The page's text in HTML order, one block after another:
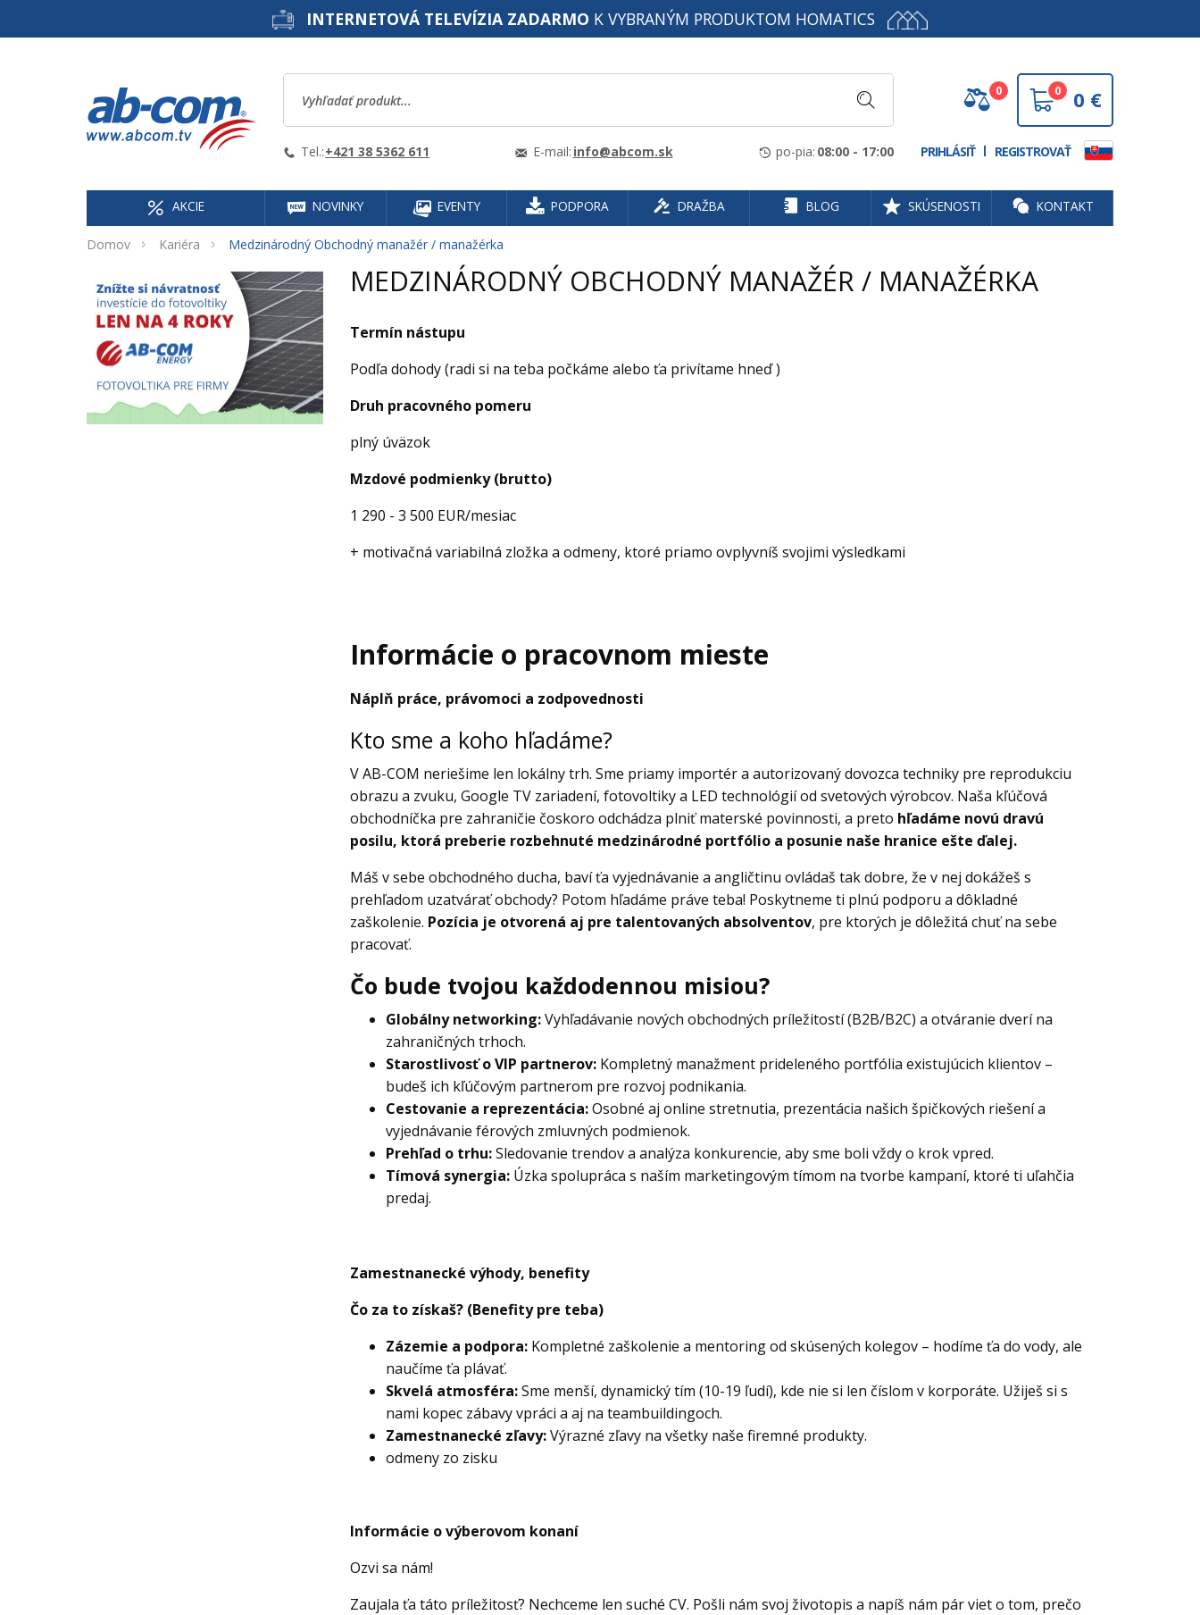
INTERNETOVÁ TELEVÍZIA ZADARMO K VYBRANÝM PRODUKTOM HOMATICS
Tel.:+421 38 5362 611 E-mail: info@abcom.sk po-pia: 08:00 - 17:00
0 0 0 €
PRIHLÁSIŤ REGISTROVAŤ
AKCIE NOVINKY EVENTY PODPORA DRAŽBA BLOG SKÚSENOSTI KONTAKT
Domov Kariéra Medzinárodný Obchodný manažér / manažérka
MEDZINÁRODNÝ OBCHODNÝ MANAŽÉR / MANAŽÉRKA
Termín nástupu
Podľa dohody (radi si na teba počkáme alebo ťa privítame hneď )
Druh pracovného pomeru
plný úväzok
Mzdové podmienky (brutto)
1 290 - 3 500 EUR/mesiac
+ motivačná variabilná zložka a odmeny, ktoré priamo ovplyvníš svojimi výsledkami
Informácie o pracovnom mieste
Náplň práce, právomoci a zodpovednosti
Kto sme a koho hľadáme?
V AB-COM neriešime len lokálny trh. Sme priamy importér a autorizovaný dovozca techniky pre reprodukciu
obrazu a zvuku, Google TV zariadení, fotovoltiky a LED technológií od svetových výrobcov. Naša kľúčová
obchodníčka pre zahraničie čoskoro odchádza plniť materské povinnosti, a preto hľadáme novú dravú
posilu, ktorá preberie rozbehnuté medzinárodné portfólio a posunie naše hranice ešte ďalej.
Máš v sebe obchodného ducha, baví ťa vyjednávanie a angličtinu ovládaš tak dobre, že v nej dokážeš s
prehľadom uzatvárať obchody? Potom hľadáme práve teba! Poskytneme ti plnú podporu a dôkladné
zaškolenie. Pozícia je otvorená aj pre talentovaných absolventov, pre ktorých je dôležitá chuť na sebe
pracovať.
Čo bude tvojou každodennou misiou?
Globálny networking:Vyhľadávanie nových obchodných príležitostí (B2B/B2C) a otváranie dverí na
zahraničných trhoch.
Starostlivosť o VIP partnerov: Kompletný manažment prideleného portfólia existujúcich klientov –
budeš ich kľúčovým partnerom pre rozvoj podnikania.
Cestovanie a reprezentácia:Osobné aj online stretnutia, prezentácia našich špičkových riešení a
vyjednávanie férových zmluvných podmienok.
Prehľad o trhu:Sledovanie trendov a analýza konkurencie, aby sme boli vždy o krok vpred.
Tímová synergia: Úzka spolupráca s naším marketingovým tímom na tvorbe kampaní, ktoré ti uľahčia
predaj.
Zamestnanecké výhody, benefity
Čo za to získaš? (Benefity pre teba)
Zázemie a podpora: Kompletné zaškolenie a mentoring od skúsených kolegov – hodíme ťa do vody, ale
naučíme ťa plávať.
Skvelá atmosféra:Sme menší, dynamický tím (10-19 ľudí), kde nie si len číslom v korporáte. Užiješ si s
nami kopec zábavy vpráci a aj na teambuildingoch.
Zamestnanecké zľavy:Výrazné zľavy na všetky naše firemné produkty.
odmeny zo zisku
Informácie o výberovom konaní
Ozvi sa nám!
Zaujala ťa táto príležitosť? Nechceme len suché CV. Pošli nám svoj životopis a napíš nám pár viet o tom, prečo